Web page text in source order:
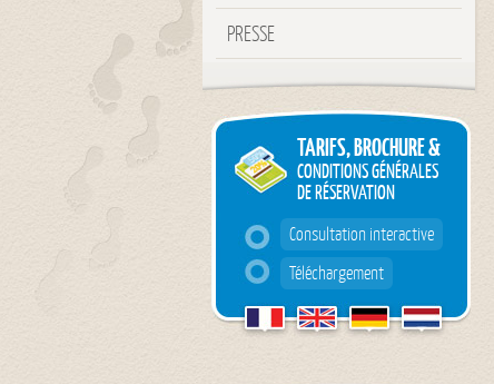
PRESSE
Consultation interactive
Téléchargement
TARIFS, BROCHURE &
CONDITIONS GÉNÉRALES
DE RÉSERVATION